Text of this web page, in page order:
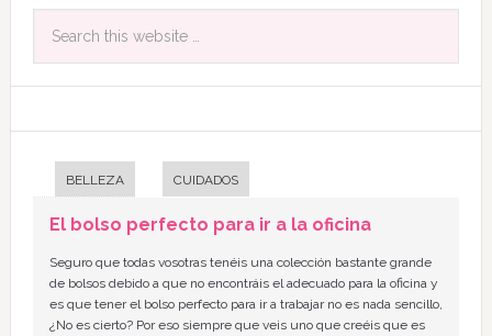
BELLEZA CUIDADOS
El bolso perfecto para ir a la oficina
Seguro que todas vosotras tenéis una colección bastante grande
de bolsos debido a que no encontráis el adecuado para la oficina y
es que tener el bolso perfecto para ir a trabajar no es nada sencillo,
¿No es cierto? Por eso siempre que veis uno que creéis que es